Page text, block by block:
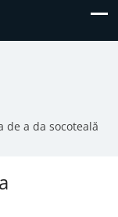
de a da socoteală